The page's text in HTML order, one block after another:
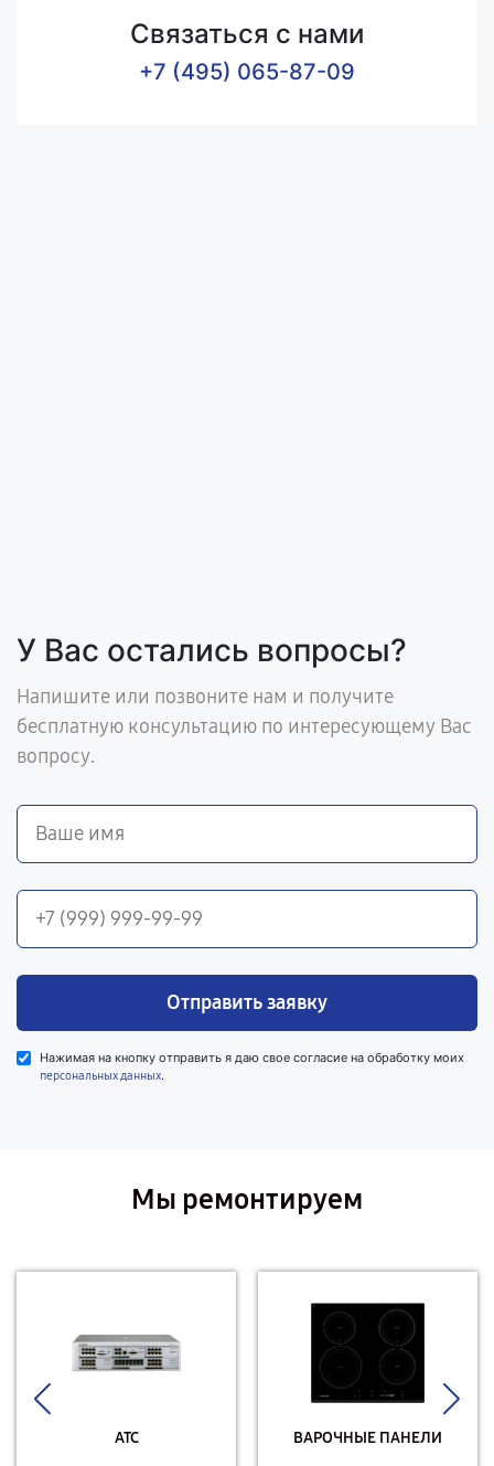
Связаться с нами
+7 (495) 065-87-09
У Вас остались вопросы?
Напишите или позвоните нам и получите
бесплатную консультацию по интересующему Вас
вопросу.
Отправить заявку
Нажимая на кнопку отправить я даю свое согласие на обработку моих
персональных данных.
Мы ремонтируем
АТС ВАРОЧНЫЕ ПАНЕЛИ